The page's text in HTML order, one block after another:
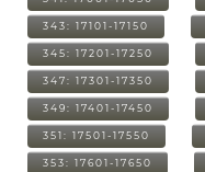
343: 17101-17150
345: 17201-17250
347: 17301-17350
349: 17401-17450
351: 17501-17550
353: 17601-17650